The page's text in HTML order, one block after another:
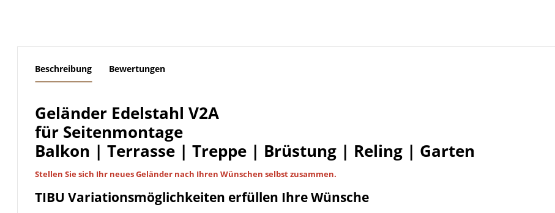
Beschreibung Bewertungen
Geländer Edelstahl V2A
für Seitenmontage
Balkon | Terrasse | Treppe | Brüstung | Reling | Garten
Stellen Sie sich Ihr neues Geländer nach Ihren Wünschen selbstzusammen.
TIBU Variationsmöglichkeiten erfüllen Ihre Wünsche